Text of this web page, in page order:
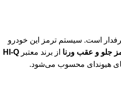
است. سیستم ترمز این خودرو
جلو و عقب ورنا از برند معتبرHI-Q
هیوندای محسوب می‌شود.